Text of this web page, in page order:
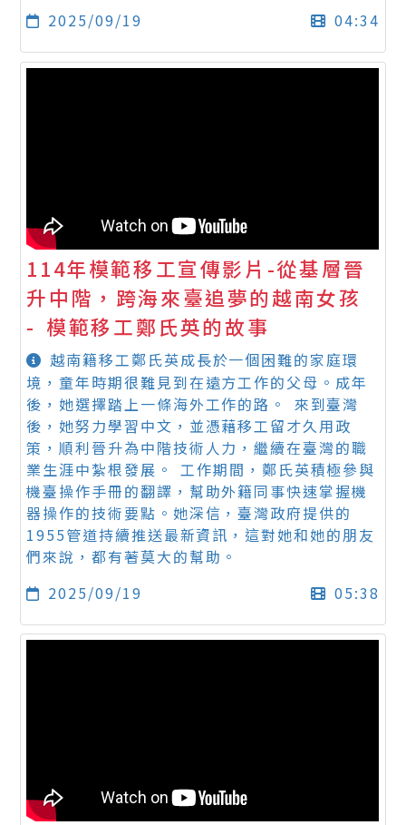
2025/09/19
04:34
114年模範移工宣傳影片-從基層晉
升中階，跨海來臺追夢的越南女孩
- 模範移工鄭氏英的故事
越南籍移工鄭氏英成長於一個困難的家庭環
境，童年時期很難見到在遠方工作的父母。成年
後，她選擇踏上一條海外工作的路。 來到臺灣
後，她努力學習中文，並憑藉移工留才久用政
策，順利晉升為中階技術人力，繼續在臺灣的職
業生涯中紮根發展。 工作期間，鄭氏英積極參與
機臺操作手冊的翻譯，幫助外籍同事快速掌握機
器操作的技術要點。她深信，臺灣政府提供的
1955管道持續推送最新資訊，這對她和她的朋友
們來說，都有著莫大的幫助。
2025/09/19
05:38